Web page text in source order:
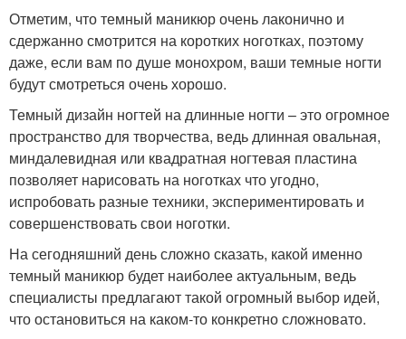
Отметим, что темный маникюр очень лаконично и
сдержанно смотрится на коротких ноготках, поэтому
даже, если вам по душе монохром, ваши темные ногти
будут смотреться очень хорошо.
Темный дизайн ногтей на длинные ногти – это огромное
пространство для творчества, ведь длинная овальная,
миндалевидная или квадратная ногтевая пластина
позволяет нарисовать на ноготках что угодно,
испробовать разные техники, экспериментировать и
совершенствовать свои ноготки.
На сегодняшний день сложно сказать, какой именно
темный маникюр будет наиболее актуальным, ведь
специалисты предлагают такой огромный выбор идей,
что остановиться на каком-то конкретно сложновато.